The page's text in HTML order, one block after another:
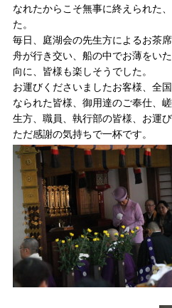
なれたからこそ無事に終えられた
た。
毎日、庭湖会の先生方によるお茶
舟が行き交い、船の中でお薄をい
向に、皆様も楽しそうでした。
お運びくださいましたお客様、全
なられた皆様、御用達のご奉仕、
生方、職員、執行部の皆様、お運
ただ感謝の気持ちで一杯です。